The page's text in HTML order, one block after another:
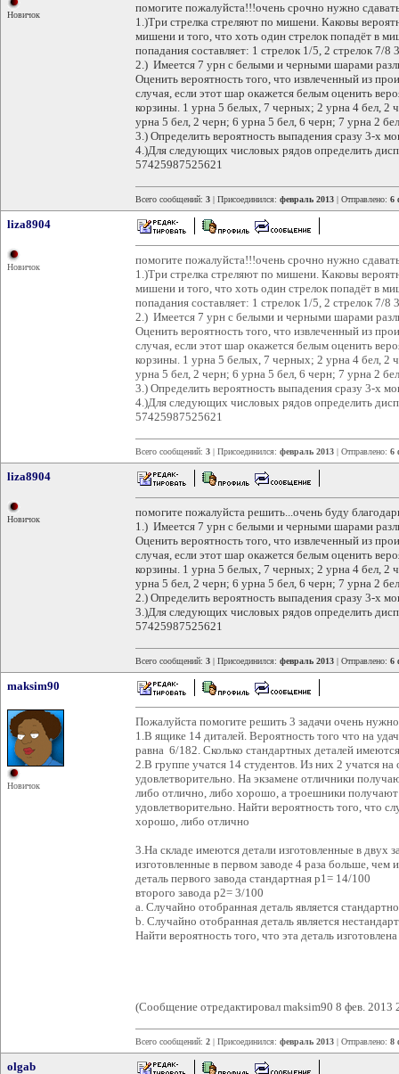
Новичок
помогите пожалуйста!!!очень срочно нужно
1.)Три стрелка стреляют по мишени. Каковы
мишени и того, что хоть один стрелок попадёт в
попадания составляет: 1 стрелок 1/5, 2 стрелок 7/8
2.) Имеется 7 урн с белыми и черными шарами
Оценить вероятность того, что извлеченный из
случая, если этот шар окажется белым оценить
корзины. 1 урна 5 белых, 7 черных; 2 урна 4 бел, 2
урна 5 бел, 2 черн; 6 урна 5 бел, 6 черн; 7 урна 2
3.) Определить вероятность выпадения сразу 3-х
4.)Для следующих числовых рядов определить
57425987525621
Всего сообщений: 3 | Присоединился: февраль 2013 | Отправлено: 6
liza8904
Новичок
помогите пожалуйста!!!очень срочно нужно
1.)Три стрелка стреляют по мишени. Каковы
мишени и того, что хоть один стрелок попадёт в
попадания составляет: 1 стрелок 1/5, 2 стрелок 7/8
2.) Имеется 7 урн с белыми и черными шарами
Оценить вероятность того, что извлеченный из
случая, если этот шар окажется белым оценить
корзины. 1 урна 5 белых, 7 черных; 2 урна 4 бел, 2
урна 5 бел, 2 черн; 6 урна 5 бел, 6 черн; 7 урна 2
3.) Определить вероятность выпадения сразу 3-х
4.)Для следующих числовых рядов определить
57425987525621
Всего сообщений: 3 | Присоединился: февраль 2013 | Отправлено: 6
liza8904
Новичок
помогите пожалуйста решить...очень буду
1.) Имеется 7 урн с белыми и черными шарами
Оценить вероятность того, что извлеченный из
случая, если этот шар окажется белым оценить
корзины. 1 урна 5 белых, 7 черных; 2 урна 4 бел, 2
урна 5 бел, 2 черн; 6 урна 5 бел, 6 черн; 7 урна 2
2.) Определить вероятность выпадения сразу 3-х
3.)Для следующих числовых рядов определить
57425987525621
Всего сообщений: 3 | Присоединился: февраль 2013 | Отправлено: 6
maksim90
Новичок
Пожалуйста помогите решить 3 задачи очень
1.В ящике 14 диталей. Вероятность того что на
равна 6/182. Сколько стандартных деталей
2.В группе учатся 14 студентов. Из них 2 учатся
удовлетворительно. На экзамене отличники
либо отлично, либо хорошо, а троешники
удовлетворительно. Найти вероятность того, что
хорошо, либо отлично
3.На складе имеются детали изготовленные в двух
изготовленные в первом заводе 4 раза больше, чем
деталь первого завода стандартная р1= 14/100
второго завода р2= 3/100
a. Случайно отобранная деталь является
b. Случайно отобранная деталь является
Найти вероятность того, что эта деталь
(Сообщение отредактировал maksim90 8 фев. 2013
Всего сообщений: 2 | Присоединился: февраль 2013 | Отправлено: 8
olgab